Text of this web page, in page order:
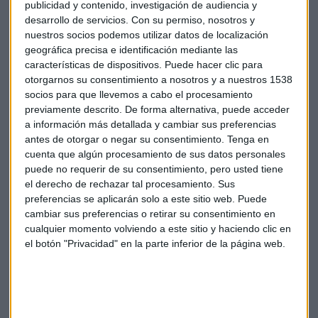
publicidad y contenido, investigación de audiencia y
desarrollo de servicios. Con su permiso, nosotros y
nuestros socios podemos utilizar datos de localización
geográfica precisa e identificación mediante las
características de dispositivos. Puede hacer clic para
otorgarnos su consentimiento a nosotros y a nuestros 1538
socios para que llevemos a cabo el procesamiento
previamente descrito. De forma alternativa, puede acceder
a información más detallada y cambiar sus preferencias
antes de otorgar o negar su consentimiento. Tenga en
cuenta que algún procesamiento de sus datos personales
puede no requerir de su consentimiento, pero usted tiene
el derecho de rechazar tal procesamiento. Sus
preferencias se aplicarán solo a este sitio web. Puede
cambiar sus preferencias o retirar su consentimiento en
cualquier momento volviendo a este sitio y haciendo clic en
el botón "Privacidad" en la parte inferior de la página web.
en el mercado tecnológico de mayor crecimiento
mundial, al tiempo que se focaliza en retornos
atractivos de la inversión.
Carlos Torres Vila, consejero delegado de BBVA, ha
afirmado que “invirtiendo en Sinovation Fund IV, nos
aseguramos de aprender y aproximarnos a algunas de
las soluciones de inteligencia artificial en desarrollo
más prometedoras del mundo. Y lo podemos hacer a
través de una plataforma de inversión de alto
rendimiento con un sólido perfil de rentabilidad”.